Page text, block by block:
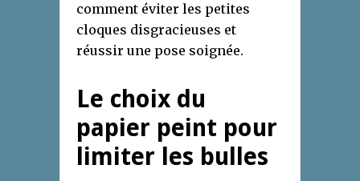
comment éviter les petites
cloques disgracieuses et
réussir une pose soignée.
Le choix du
papier peint pour
limiter les bulles